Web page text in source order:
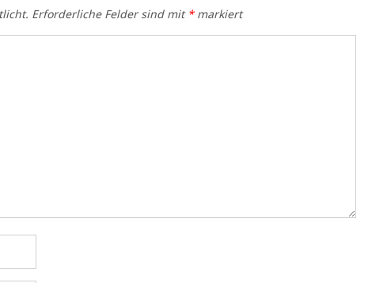
Erforderliche Felder sind mit *markiert